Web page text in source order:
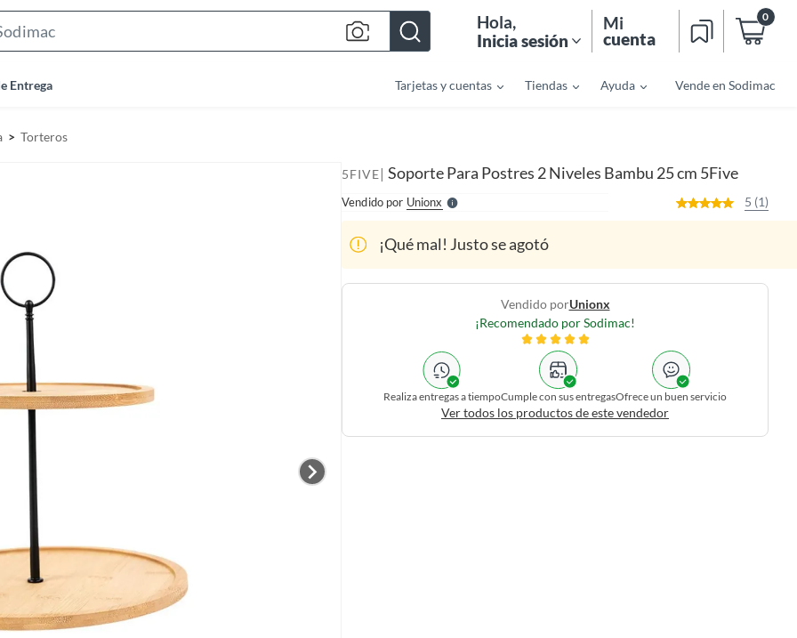
Hola,
Inicia sesión
Mi
cuenta
0
Entrega Tarjetas y cuentas Tiendas Ayuda Vende en Sodimac
Torteros
5FIVE| Soporte Para Postres 2 Niveles Bambu 25 cm 5Five
Vendido por Unionx S
l
5 (1)
¡Qué mal! Justo se agotó
Vendido porUnionx
¡Recomendado por Sodimac!
Realiza entregas a tiempoCumple con sus entregasOfrece un buen servicio
Ver todos los productos de este vendedor